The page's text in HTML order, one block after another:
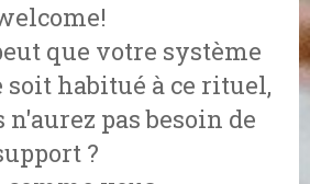
que votre système
soit habitué à ce rituel,
n'aurez pas besoin de
?